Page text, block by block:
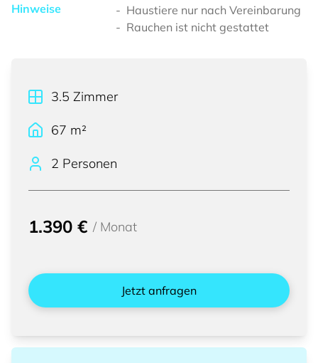
Hinweise
Haustiere nur nach Vereinbarung
Rauchen ist nicht gestattet
3.5 Zimmer
67 m²
2 Personen
1.390 € / Monat
Jetzt anfragen